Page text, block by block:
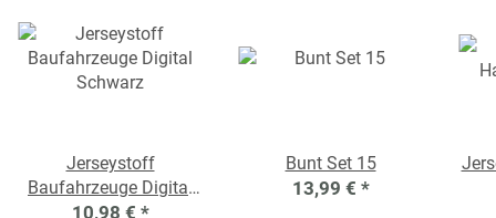
Jerseystoff
Baufahrzeuge Digital
Schwarz
10,98 € *
Bunt Set 15
13,99 € *